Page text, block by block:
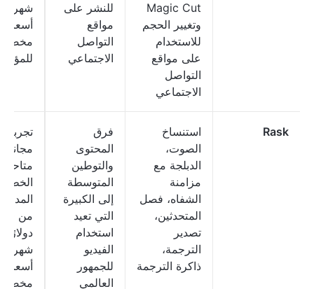
Magic Cut
وتغيير الحجم
للاستخدام
على مواقع
التواصل
الاجتماعي
للنشر على
مواقع
التواصل
الاجتماعي
شهريًا؛
أسعار
Rask
استنساخ
الصوت،
الدبلجة مع
مزامنة
الشفاه، فصل
المتحدثين،
تصدير
الترجمة،
ذاكرة الترجمة
فرق
المحتوى
والتوطين
المتوسطة
إلى الكبيرة
التي تعيد
استخدام
الفيديو
للجمهور
العالمي
تجربة
مجانية
متاحة؛
الخطط
دولارًا
شهريًا؛
أسعار